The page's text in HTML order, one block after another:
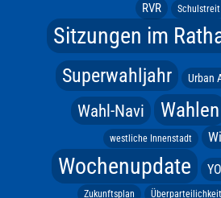
RVR Schulstreit
Sitzungen im
Superwahljahr Urban
Wahl-Navi Wahlen
westliche Innenstadt
Wochenupdate
Zukunftsplan Überparteilichkeit